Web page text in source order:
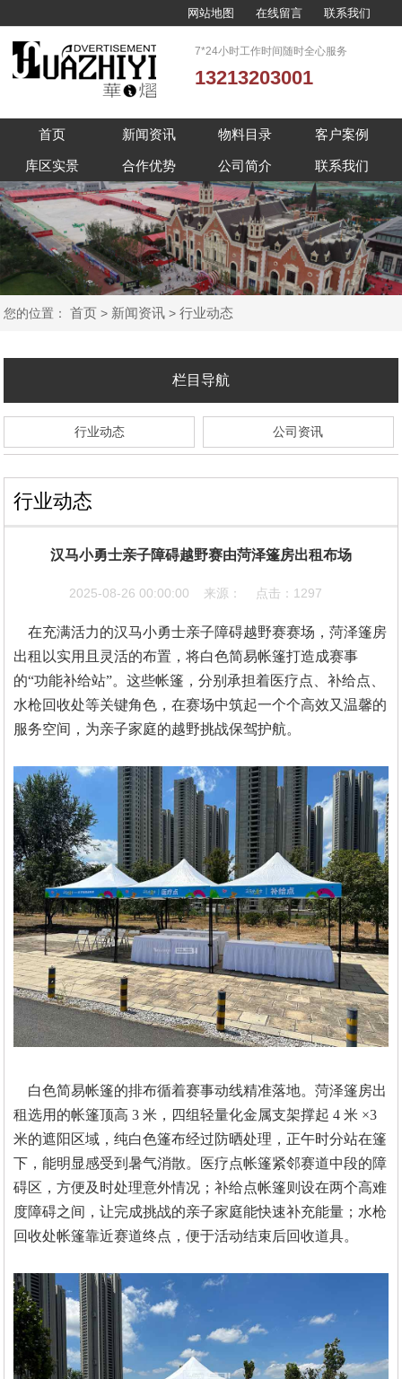
网站地图 在线留言 联系我们
7*24小时工作时间随时全心服务
13213203001
首页 新闻资讯 物料目录 客户案例
库区实景 合作优势 公司简介 联系我们
您的位置：首页 > 新闻资讯 >行业动态
栏目导航
行业动态 公司资讯
行业动态
汉马小勇士亲子障碍越野赛由菏泽篷房出租布场
2025-08-26 00:00:00 来源： 点击：1297
在充满活力的汉马小勇士亲子障碍越野赛赛场，菏泽篷房
出租以实用且灵活的布置，将白色简易帐篷打造成赛事
的“功能补给站”。这些帐篷，分别承担着医疗点、补给点、
水枪回收处等关键角色，在赛场中筑起一个个高效又温馨的
服务空间，为亲子家庭的越野挑战保驾护航。
白色简易帐篷的排布循着赛事动线精准落地。菏泽篷房出
租选用的帐篷顶高 3 米，四组轻量化金属支架撑起 4 米 ×3
米的遮阳区域，纯白色篷布经过防晒处理，正午时分站在篷
下，能明显感受到暑气消散。医疗点帐篷紧邻赛道中段的障
碍区，方便及时处理意外情况；补给点帐篷则设在两个高难
度障碍之间，让完成挑战的亲子家庭能快速补充能量；水枪
回收处帐篷靠近赛道终点，便于活动结束后回收道具。